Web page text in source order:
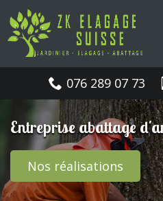
076 289 07 73
Entreprise abattage
Nos réalisations